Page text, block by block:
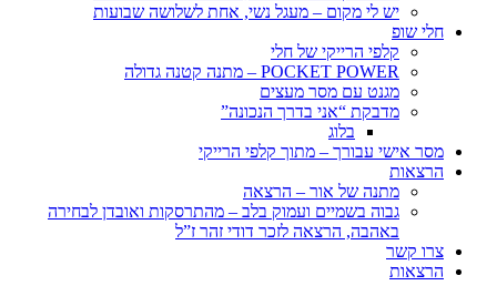
יש לי מקום – מעגל נשי, אחת לשלושה שבועות
חלי שופ
קלפי הרייקי של חלי
POCKET POWER – מתנה קטנה גדולה
מגנט עם מסר מעצים
מדבקת “אני בדרך הנכונה”
בלוג
מסר אישי עבורך – מתוך קלפי הרייקי
הרצאות
מתנה של אור – הרצאה
גבוה בשמיים ועמוק בלב – מהתרסקות ואובדן לבחירה
באהבה, הרצאה לזכר דודי זהר ז”ל
צרו קשר
הרצאות